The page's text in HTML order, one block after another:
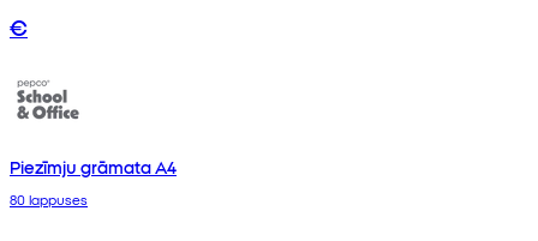
€
Piezīmju grāmata A4
80 lappuses